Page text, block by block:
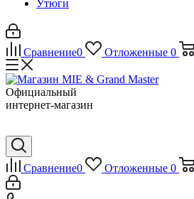
Утюги
Сравнение0 Отложенные 0
Официальный
интернет-магазин
Сравнение0 Отложенные 0